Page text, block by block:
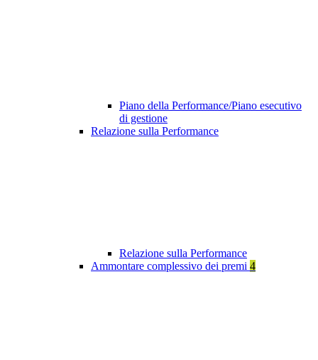
Piano della Performance/Piano esecutivo
di gestione
Relazione sulla Performance
Relazione sulla Performance
Ammontare complessivo dei premi 4